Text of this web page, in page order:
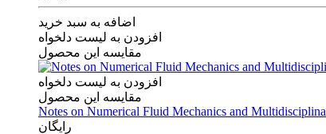
اضافه به سبد خرید
افزودن به لیست دلخواه
مقایسه این محصول
افزودن به لیست دلخواه
مقایسه این محصول
Notes on Numerical Fluid Mechanics and
رایگان